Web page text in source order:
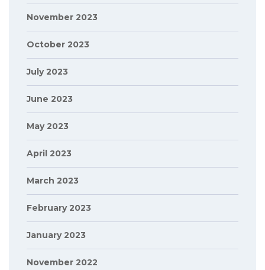
November 2023
October 2023
July 2023
June 2023
May 2023
April 2023
March 2023
February 2023
January 2023
November 2022